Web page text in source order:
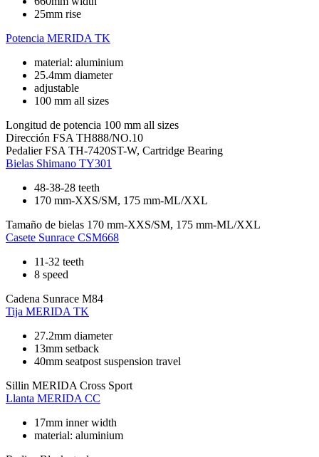
25mm rise
Potencia MERIDA TK
material: aluminium
25.4mm diameter
adjustable
100 mm all sizes
Longitud de potencia 100 mm all sizes
Dirección FSA TH888/NO.10
Pedalier FSA TH-7420ST-W, Cartridge Bearing
Bielas Shimano TY301
48-38-28 teeth
170 mm-XXS/SM, 175 mm-ML/XXL
Tamaño de bielas 170 mm-XXS/SM, 175 mm-ML/XXL
Casete Sunrace CSM668
11-32 teeth
8 speed
Cadena Sunrace M84
Tija MERIDA TK
27.2mm diameter
13mm setback
40mm seatpost suspension travel
Sillin MERIDA Cross Sport
Llanta MERIDA CC
17mm inner width
material: aluminium